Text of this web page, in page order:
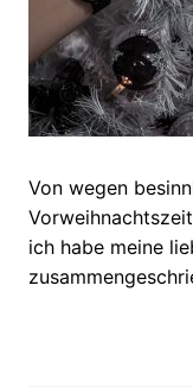
Von wegen
ich habe meine